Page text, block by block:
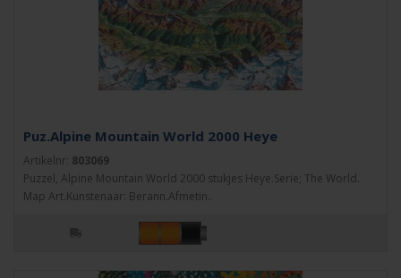
Puz.Alpine Mountain World 2000 Heye
Artikelnr: 803069
Puzzel, Alpine Mountain World 2000 stukjes Heye.Serie; The World.
Map Art.Kunstenaar: Berann.Afmetin..